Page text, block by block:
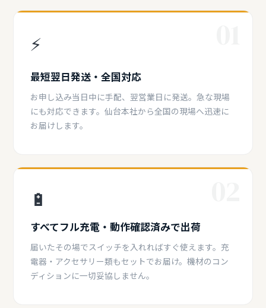
⚡
最短翌日発送・全国対応
お申し込み当日中に手配、翌営業日に発送。急な現場
にも対応できます。仙台本社から全国の現場へ迅速に
お届けします。
🔋
すべてフル充電・動作確認済みで出荷
届いたその場でスイッチを入れればすぐ使えます。充
電器・アクセサリー類もセットでお届け。機材のコン
ディションに一切妥協しません。